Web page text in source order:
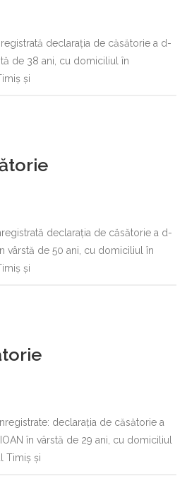
declaraţia de căsătorie a d-
de 38 ani, cu domiciliul în
şi
declaraţia de căsătorie a d-
vârstă de 50 ani, cu domiciliul în
şi
declaraţia de căsătorie a
în vârstă de 29 ani, cu domiciliul
Timiş şi